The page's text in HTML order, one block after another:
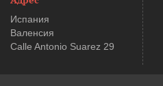
Испания
Валенсия
Calle Antonio Suarez 29